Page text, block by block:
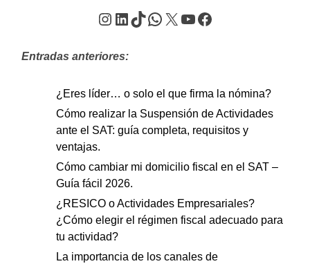
Instagram
LinkedIn
TikTok
WhatsApp
X YouTube
Facebook
Entradas anteriores:
¿Eres líder… o solo el que firma la nómina?
Cómo realizar la Suspensión de Actividades
ante el SAT: guía completa, requisitos y
ventajas.
Cómo cambiar mi domicilio fiscal en el SAT –
Guía fácil 2026.
¿RESICO o Actividades Empresariales?
¿Cómo elegir el régimen fiscal adecuado para
tu actividad?
La importancia de los canales de